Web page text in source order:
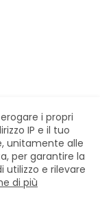
Privacy Policy
i propri
IP e il tuo
unitamente alle
per garantire la
utilizzo e rilevare
di più